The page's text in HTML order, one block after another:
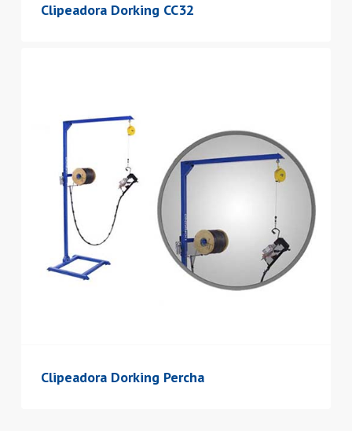
Clipeadora Dorking CC32
Clipeadora Dorking Percha